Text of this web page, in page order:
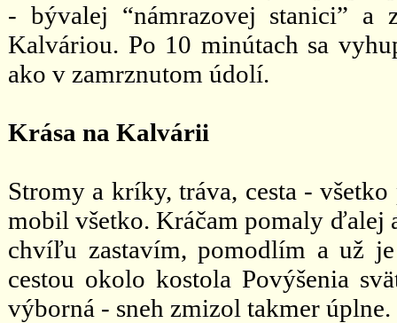
- bývalej “námrazovej stanici” a
Kalváriou. Po 10 minútach sa
ako v zamrznutom údolí.
Krása na Kalvárii
Stromy a kríky, tráva, cesta -
mobil všetko. Kráčam pomaly ďalej
chvíľu zastavím, pomodlím a už je
cestou okolo kostola Povýšenia
výborná - sneh zmizol takmer úplne.